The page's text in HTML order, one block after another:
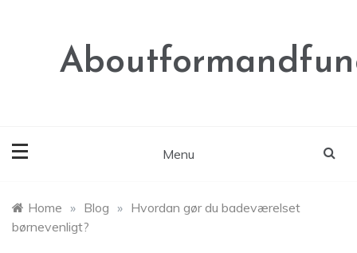
Menu
Home » Blog » Hvordan gør du badeværelset
børnevenligt?